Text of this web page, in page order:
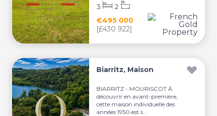
€495 000
[£430 922]
3 2
Biarritz, Maison
BIARRITZ - MOURISCOT À
découvrir en avant-première,
cette maison individuelle des
années 1950 est s...